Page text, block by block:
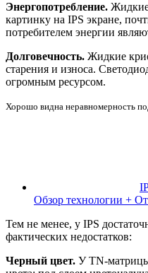
Энергопотребление.
картинку на IPS экране,
потребителем энергии
Долговечность. Жидкие
старения и износа.
огромным ресурсом.
Хорошо видна неравномерность
Обзор технологии +
Тем не менее, у IPS
фактических недостатков:
Черный цвет. У TN-